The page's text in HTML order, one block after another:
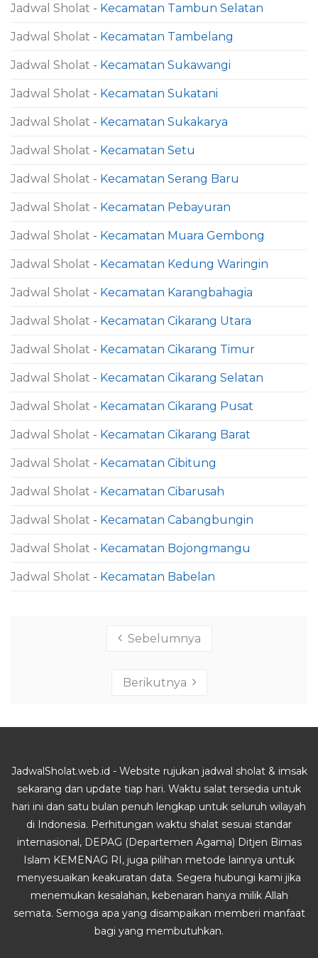
Jadwal Sholat - Kecamatan Tambun Selatan
Jadwal Sholat - Kecamatan Tambelang
Jadwal Sholat - Kecamatan Sukawangi
Jadwal Sholat - Kecamatan Sukatani
Jadwal Sholat - Kecamatan Sukakarya
Jadwal Sholat - Kecamatan Setu
Jadwal Sholat - Kecamatan Serang Baru
Jadwal Sholat - Kecamatan Pebayuran
Jadwal Sholat - Kecamatan Muara Gembong
Jadwal Sholat - Kecamatan Kedung Waringin
Jadwal Sholat - Kecamatan Karangbahagia
Jadwal Sholat - Kecamatan Cikarang Utara
Jadwal Sholat - Kecamatan Cikarang Timur
Jadwal Sholat - Kecamatan Cikarang Selatan
Jadwal Sholat - Kecamatan Cikarang Pusat
Jadwal Sholat - Kecamatan Cikarang Barat
Jadwal Sholat - Kecamatan Cibitung
Jadwal Sholat - Kecamatan Cibarusah
Jadwal Sholat - Kecamatan Cabangbungin
Jadwal Sholat - Kecamatan Bojongmangu
Jadwal Sholat - Kecamatan Babelan
Sebelumnya
Berikutnya
JadwalSholat.web.id - Website rujukan jadwal sholat & imsak
sekarang dan update tiap hari. Waktu salat tersedia untuk
hari ini dan satu bulan penuh lengkap untuk seluruh wilayah
di Indonesia. Perhitungan waktu shalat sesuai standar
internasional, DEPAG (Departemen Agama) Ditjen Bimas
Islam KEMENAG RI, juga pilihan metode lainnya untuk
menyesuaikan keakuratan data. Segera hubungi kami jika
menemukan kesalahan, kebenaran hanya milik Allah
semata. Semoga apa yang disampaikan memberi manfaat
bagi yang membutuhkan.